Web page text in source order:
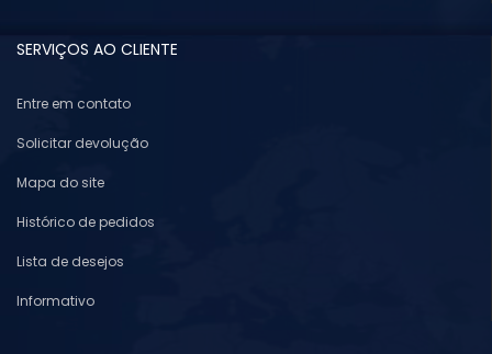
SERVIÇOS AO CLIENTE
Entre em contato
Solicitar devolução
Mapa do site
Histórico de pedidos
Lista de desejos
Informativo